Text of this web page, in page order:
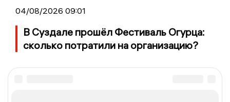
04/08/2026 09:01
В Суздале прошёл Фестиваль Огурца:
сколько потратили на организацию?